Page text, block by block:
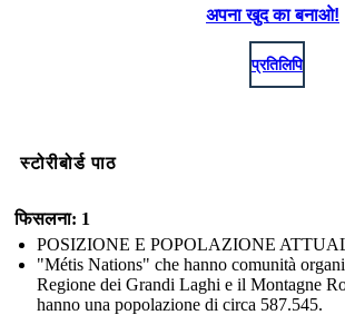
अपना खुद का बनाओ!
प्रतिलिपि
स्टोरीबोर्ड पाठ
फिसलना: 1
POSIZIONE E POPOLAZIONE
"Métis Nations" che hanno comunità
Regione dei Grandi Laghi e il Montagne
hanno una popolazione di circa 587.545.